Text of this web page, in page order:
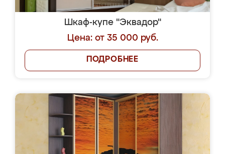
Шкаф-купе "Эквадор"
Цена: от 35 000 руб.
ПОДРОБНЕЕ